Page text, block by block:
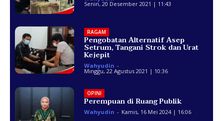
Senin, 20 Desember 2021 | 11:43
RAGAM
Pengobatan Alternatif Asep
Setrum, Tangani Strok dan Urat
Kejepit
Wahyudin -
Minggu, 22 Agustus 2021 | 10:36
OPINI
Perempuan di Ruang Publik
Wahyudin - Kamis, 16 Mei 2024 | 16:06